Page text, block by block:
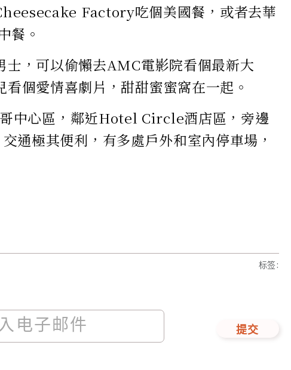
Factory吃個美國餐，或者去華
餐。
士，可以偷懶去AMC電影院看個最新大
個愛情喜劇片，甜甜蜜蜜窩在一起。
中心區，鄰近Hotel Circle酒店區，旁邊
通極其便利，有多處戶外和室內停車場，
提交
标签: